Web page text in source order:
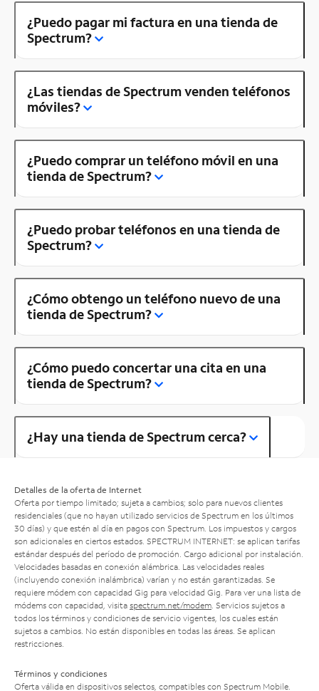
¿Puedo pagar mi factura en una tienda de
Spectrum?
¿Las tiendas de Spectrum venden teléfonos
móviles?
¿Puedo comprar un teléfono móvil en una
tienda de Spectrum?
¿Puedo probar teléfonos en una tienda de
Spectrum?
¿Cómo obtengo un teléfono nuevo de una
tienda de Spectrum?
¿Cómo puedo concertar una cita en una
tienda de Spectrum?
¿Hay una tienda de Spectrum cerca?
Detalles de la oferta de Internet
Oferta por tiempo limitado; sujeta a cambios; solo para nuevos clientes
residenciales (que no hayan utilizado servicios de Spectrum en los últimos
30 días) y que estén al día en pagos con Spectrum. Los impuestos y cargos
son adicionales en ciertos estados. SPECTRUM INTERNET: se aplican tarifas
estándar después del período de promoción. Cargo adicional por instalación.
Velocidades basadas en conexión alámbrica. Las velocidades reales
(incluyendo conexión inalámbrica) varían y no están garantizadas. Se
requiere módem con capacidad Gig para velocidad Gig. Para ver una lista de
módems con capacidad, visita spectrum.net/modem . Servicios sujetos a
todos los términos y condiciones de servicio vigentes, los cuales están
sujetos a cambios. No están disponibles en todas las áreas. Se aplican
restricciones.
Términos y condiciones
Oferta válida en dispositivos selectos, compatibles con Spectrum Mobile.